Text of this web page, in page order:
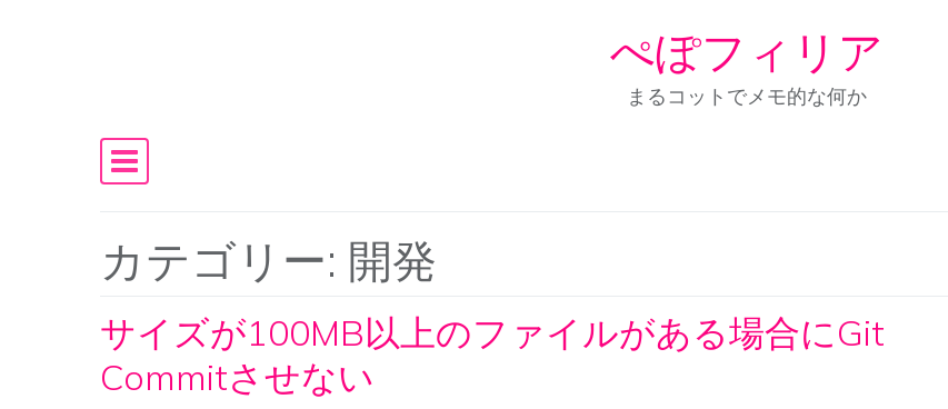
ぺぽフィリア
まるコットでメモ的な何か
Main Navigation
カテゴリー: 開発
サイズが100MB以上のファイルがある場合にGit
Commitさせない